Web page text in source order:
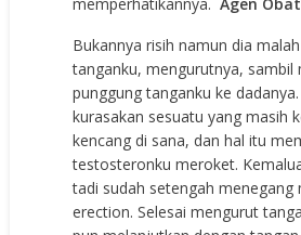
Bukannya risih namun dia
tanganku, mengurutnya, sambil
punggung tanganku ke
kurasakan sesuatu yang masih
kencang di sana, dan hal itu
testosteronku meroket.
tadi sudah setengah menegang
erection. Selesai mengurut